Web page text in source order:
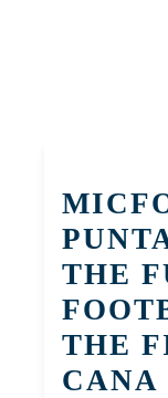
THE
THE
CANA